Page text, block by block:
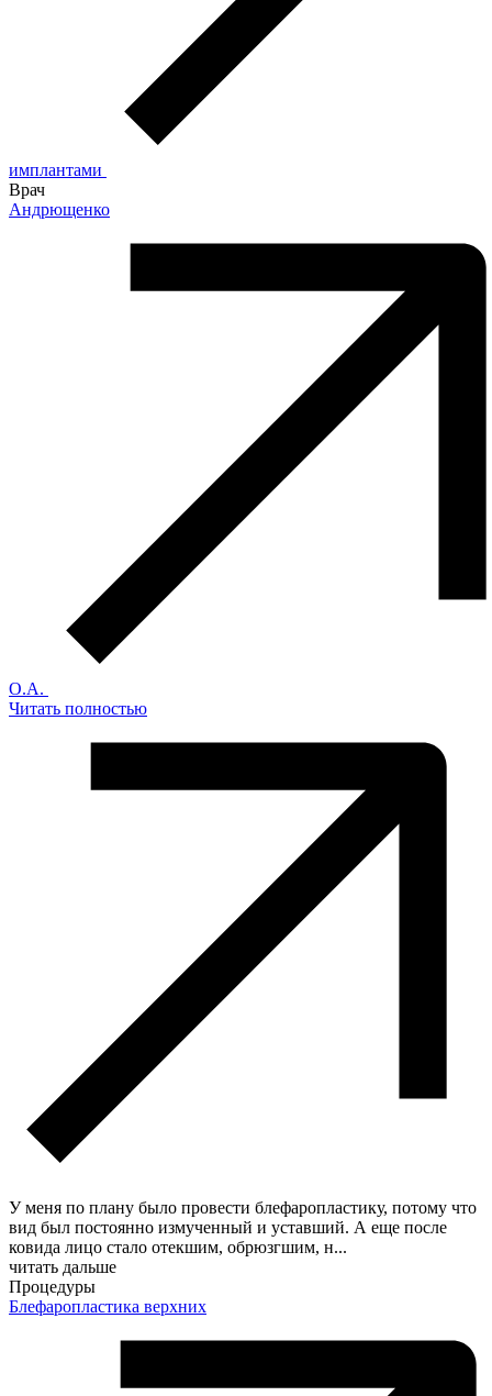
имплантами
Врач
Андрющенко
О.А.
Читать полностью
У меня по плану было провести блефаропластику, потому что
вид был постоянно измученный и уставший. А еще после
ковида лицо стало отекшим, обрюзгшим, н...
читать дальше
Процедуры
Блефаропластика верхних